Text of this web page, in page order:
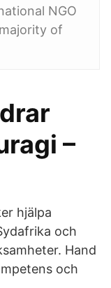
NGO
of
–
hjälpa
och
Hand
och